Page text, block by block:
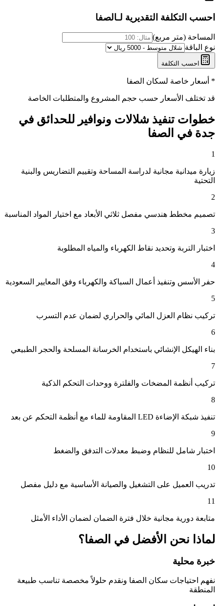
احسب التكلفة التقديرية لـالصفا
المساحة (متر مربع)
نوع الباقة
احسب التكلفة
* أسعار خاصة لسكان الصفا
قد تختلف الأسعار حسب حجم المشروع والمتطلبات الخاصة
خطوات تنفيذ شلالات ونوافير للحدائق في
جدة في الصفا
1
زيارة ميدانية مجانية لدراسة المساحة وتقييم التضاريس والبنية
التحتية
2
تصميم مخطط هندسي مفصل ثلاثي الأبعاد مع اختيار المواد المناسبة
3
اختبار التربة وتحديد نقاط الكهرباء والمياه المطلوبة
4
حفر الأسس وتنفيذ أعمال السباكة والكهرباء وفق المعايير السعودية
5
تركيب نظام العزل المائي والحراري لضمان عدم التسرب
6
بناء الهيكل الإنشائي باستخدام الخرسانة المسلحة والحجر الطبيعي
7
تركيب أنظمة المضخات والفلترة ووحدات التحكم الذكية
8
تنفيذ شبكة الإضاءة LED المقاومة للماء مع أنظمة التحكم عن بعد
9
اختبار شامل للنظام وضبط معدلات التدفق والضغط
10
تدريب العميل على التشغيل والصيانة الأساسية مع دليل مفصل
11
متابعة دورية مجانية خلال فترة الضمان لضمان الأداء الأمثل
لماذا نحن الأفضل في الصفا؟
خبرة محلية
نفهم احتياجات سكان الصفا ونقدم حلولاً مخصصة تناسب طبيعة
المنطقة